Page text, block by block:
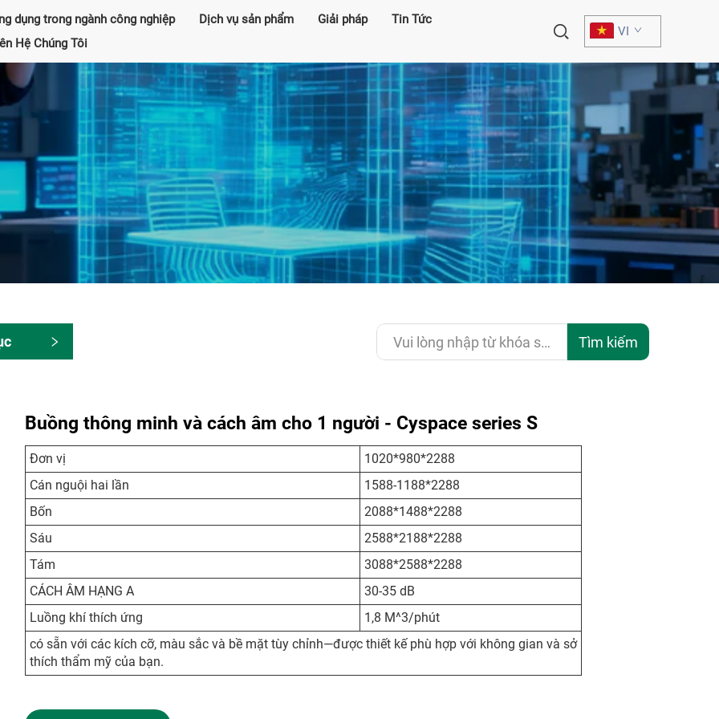
dụng trong ngành công nghiệp Dịch vụ sản phẩm Giải pháp
Tin Tức
Hệ Chúng Tôi
VI
Tìm kiếm
Buồng thông minh và cách âm cho 1 người - Cyspace series S
Đơn vị
1020*980*2288
Cán nguội hai lần
1588-1188*2288
Bốn
2088*1488*2288
Sáu
2588*2188*2288
Tám
3088*2588*2288
CÁCH ÂM HẠNG A
30-35 dB
Luồng khí thích ứng
1,8 M^3/phút
có sẵn với các kích cỡ, màu sắc và bề mặt tùy chỉnh—được thiết kế phù hợp với không gian và sở
thích thẩm mỹ của bạn.